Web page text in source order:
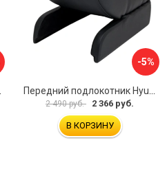
-5%
2 490 руб. 2 366 руб.
В КОРЗИНУ